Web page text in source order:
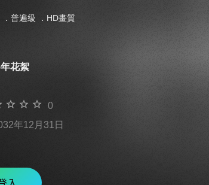
普遍級 ．HD畫質
花絮
0
年12月31日